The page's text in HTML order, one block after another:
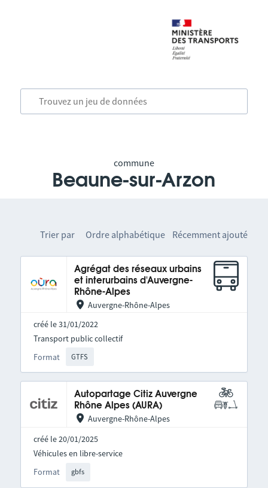
commune
Beaune-sur-Arzon
Trier par Ordre alphabétique Récemment ajouté
Agrégat des réseaux urbains
et interurbains d'Auvergne-
Rhône-Alpes
Auvergne-Rhône-Alpes
créé le 31/01/2022
Format GTFS
Transport public collectif
Autopartage Citiz Auvergne
Rhône Alpes (AURA)
Auvergne-Rhône-Alpes
créé le 20/01/2025
Format gbfs
Véhicules en libre-service